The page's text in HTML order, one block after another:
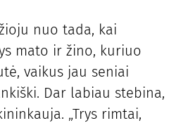
nuo tada, kai
mato ir žino, kuriuo
vaikus jau seniai
Dar labiau stebina,
„Trys rimtai,